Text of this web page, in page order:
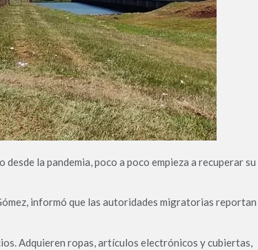
la pandemia, poco a poco empieza a recuperar su
informó que las autoridades migratorias reportan
Adquieren ropas, artículos electrónicos y cubiertas,